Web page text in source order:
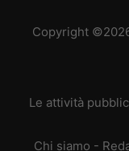
Copyright
Le attività
Chi siamo -